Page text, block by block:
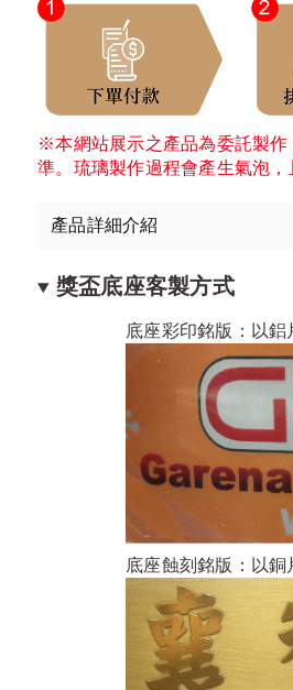
※本網站展示之產品為委託製作
準。琉璃製作過程會產生氣泡
產品詳細介紹
獎盃底座客製方式
底座彩印銘版：以
底座蝕刻銘版：以